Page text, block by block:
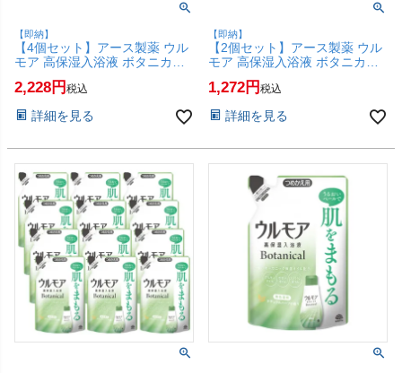
【即納】
【4個セット】アース製薬 ウル
モア 高保湿入浴液 ボタニカル
ナチュラルハーブの香り つめか
え 480ml×4個【浴用化粧料 入
(6062406-set4)
2,228 税込
詳細を見る
【即納】
【2個セット】アース製薬 ウル
モア 高保湿入浴液 ボタニカル
ナチュラルハーブの香り つめか
え 480ml×2個【浴用化粧料 入
(6062406-set2)
1,272 税込
詳細を見る